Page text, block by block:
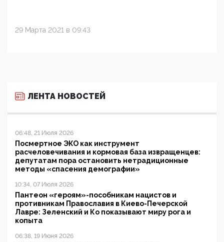
29 Марта 2021 в 09:43
ЛЕНТА НОВОСТЕЙ
06:48, 21 Июля 2026
Посмертное ЭКО как инструмент
расчеловечивания и кормовая база извращенцев:
депутатам пора остановить нетрадиционные
методы «спасения демографии»
10:34, 07 Июля 2026
Пантеон «героям»-пособникам нацистов и
противникам Православия в Киево-Печерской
Лавре: Зеленский и Ко показывают миру рога и
копыта
06:38, 19 Июня 2026